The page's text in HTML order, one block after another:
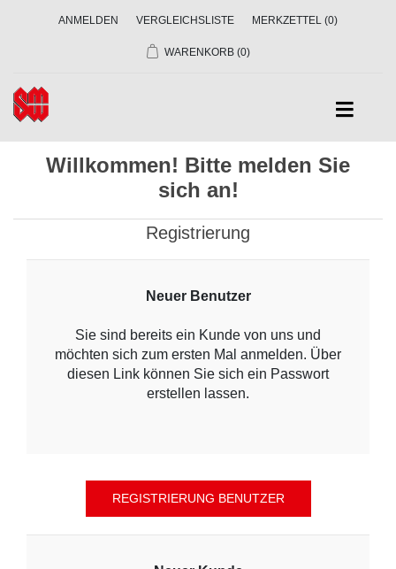
ANMELDEN VERGLEICHSLISTE MERKZETTEL (0)
WARENKORB (0)
Willkommen! Bitte melden Sie
sich an!
Registrierung
Neuer Benutzer
Sie sind bereits ein Kunde von uns und
möchten sich zum ersten Mal anmelden. Über
diesen Link können Sie sich ein Passwort
erstellen lassen.